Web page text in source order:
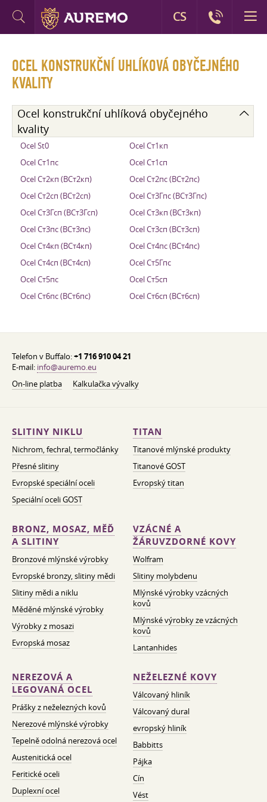
OCEL KONSTRUKČNÍ UHLÍKOVÁ OBYČEJNÉHO
KVALITY
Ocel konstrukční uhlíková obyčejného
kvality
Ocel St0
Ocel Ст1кп
Ocel Ст1пс
Ocel Ст1сп
Ocel Ст2кп (ВСт2кп)
Ocel Ст2пс (ВСт2пс)
Ocel Ст2сп (ВСт2сп)
Ocel Ст3Гпс (ВСт3Гпс)
Ocel Ст3Гсп (ВСт3Гсп)
Ocel Ст3кп (ВСт3кп)
Ocel Ст3пс (ВСт3пс)
Ocel Ст3сп (ВСт3сп)
Ocel Ст4кп (ВСт4кп)
Ocel Ст4пс (ВСт4пс)
Ocel Ст4сп (ВСт4сп)
Ocel Ст5Гпс
Ocel Ст5пс
Ocel Ст5сп
Ocel Ст6пс (ВСт6пс)
Ocel Ст6сп (ВСт6сп)
Telefon v Buffalo:+1 716 910 04 21
E-mail: info@auremo.eu
On-line platba
Kalkulačka vývalky
SLITINY NIKLU
Nichrom, fechral, termočlánky
Přesné slitiny
Evropské speciální oceli
Speciální oceli GOST
TITAN
Titanové mlýnské produkty
Titanové GOST
Evropský titan
BRONZ, MOSAZ, MĚĎ
A SLITINY
Bronzové mlýnské výrobky
Evropské bronzy, slitiny mědi
Slitiny mědi a niklu
Měděné mlýnské výrobky
Výrobky z mosazi
Evropská mosaz
VZÁCNÉ A
ŽÁRUVZDORNÉ KOVY
Wolfram
Slitiny molybdenu
Mlýnské výrobky vzácných
kovů
Mlýnské výrobky ze vzácných
kovů
Lantanhides
NEREZOVÁ A
LEGOVANÁ OCEL
Prášky z neželezných kovů
Nerezové mlýnské výrobky
Tepelně odolná nerezová ocel
Austenitická ocel
Feritické oceli
Duplexní ocel
NEŽELEZNÉ KOVY
Válcovaný hliník
Válcovaný dural
evropský hliník
Babbitts
Pájka
Cín
Vést
CS